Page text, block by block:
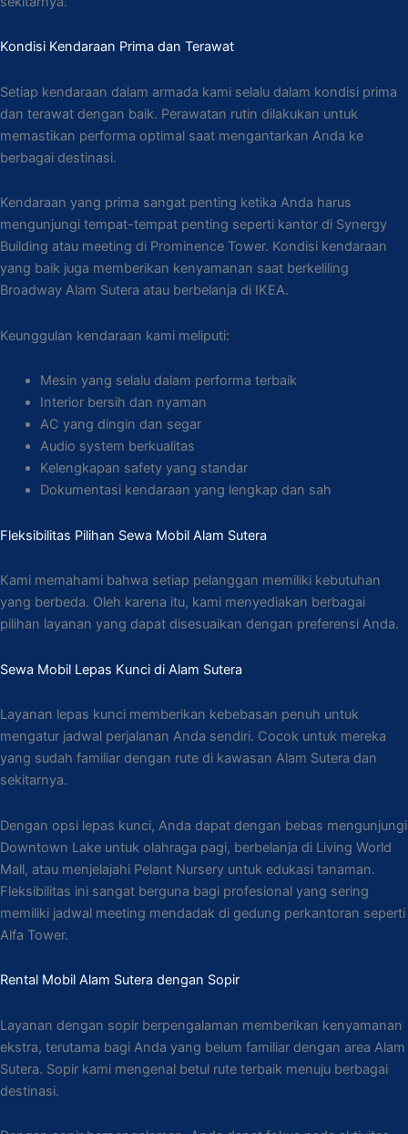
Kondisi Kendaraan Prima dan Terawat
Setiap kendaraan dalam armada kami selalu dalam kondisi prima
dan terawat dengan baik. Perawatan rutin dilakukan untuk
memastikan performa optimal saat mengantarkan Anda ke
berbagai destinasi.
Kendaraan yang prima sangat penting ketika Anda harus
mengunjungi tempat-tempat penting seperti kantor di Synergy
Building atau meeting di Prominence Tower. Kondisi kendaraan
yang baik juga memberikan kenyamanan saat berkeliling
Broadway Alam Sutera atau berbelanja di IKEA.
Keunggulan kendaraan kami meliputi:
Mesin yang selalu dalam performa terbaik
Interior bersih dan nyaman
AC yang dingin dan segar
Audio system berkualitas
Kelengkapan safety yang standar
Dokumentasi kendaraan yang lengkap dan sah
Fleksibilitas Pilihan Sewa Mobil Alam Sutera
Kami memahami bahwa setiap pelanggan memiliki kebutuhan
yang berbeda. Oleh karena itu, kami menyediakan berbagai
pilihan layanan yang dapat disesuaikan dengan preferensi Anda.
Sewa Mobil Lepas Kunci di Alam Sutera
Layanan lepas kunci memberikan kebebasan penuh untuk
mengatur jadwal perjalanan Anda sendiri. Cocok untuk mereka
yang sudah familiar dengan rute di kawasan Alam Sutera dan
sekitarnya.
Dengan opsi lepas kunci, Anda dapat dengan bebas mengunjungi
Downtown Lake untuk olahraga pagi, berbelanja di Living World
Mall, atau menjelajahi Pelant Nursery untuk edukasi tanaman.
Fleksibilitas ini sangat berguna bagi profesional yang sering
memiliki jadwal meeting mendadak di gedung perkantoran seperti
Alfa Tower.
Rental Mobil Alam Sutera dengan Sopir
Layanan dengan sopir berpengalaman memberikan kenyamanan
ekstra, terutama bagi Anda yang belum familiar dengan area Alam
Sutera. Sopir kami mengenal betul rute terbaik menuju berbagai
destinasi.